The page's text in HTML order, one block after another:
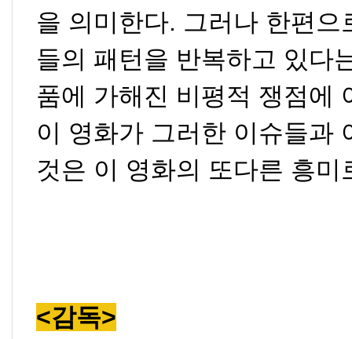
을 의미한다. 그러나 한편으
들의 패턴을 반복하고 있다
품에 가해진 비평적 쟁점에
이 영화가 그러한 이슈들과
것은 이 영화의 또다른 흥
<감독>